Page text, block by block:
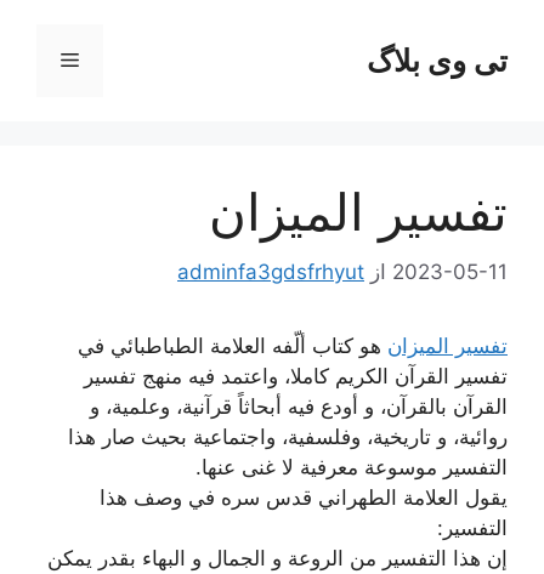
محتواتی وی بلاگ فهرست
تفسير الميزان
2023-05-11 از adminfa3gdsfrhyut
تفسير الميزان هو كتاب ألّفه العلامة الطباطبائي في
تفسير القرآن الكريم كاملا، واعتمد فيه منهج تفسير
القرآن بالقرآن، و أودع فيه أبحاثاً قرآنية، وعلمية، و
روائية، و تاريخية، وفلسفية، واجتماعية بحيث صار هذا
التفسير موسوعة معرفية لا غنى عنها.
يقول العلامة الطهراني قدس سره في وصف هذا
التفسير:
إن هذا التفسير من الروعة و الجمال و البهاء بقدر يمكن